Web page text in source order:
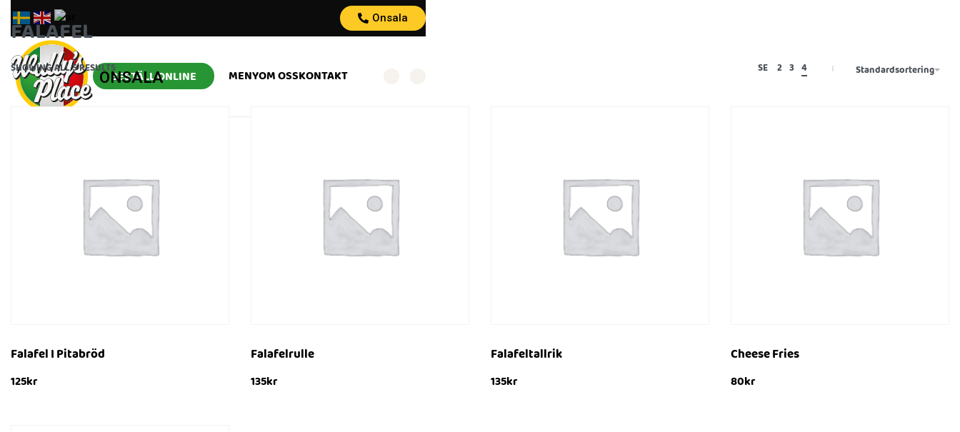
Onsala
ONSALA
BESTÄLL ONLINE MENYOM OSSKONTAKT
FALAFEL
SHOWING ALL 5 RESULTS SE 2 3 4 Standardsortering
Falafel I Pitabröd
125kr
Falafelrulle
135kr
Falafeltallrik
135kr
Cheese Fries
80kr